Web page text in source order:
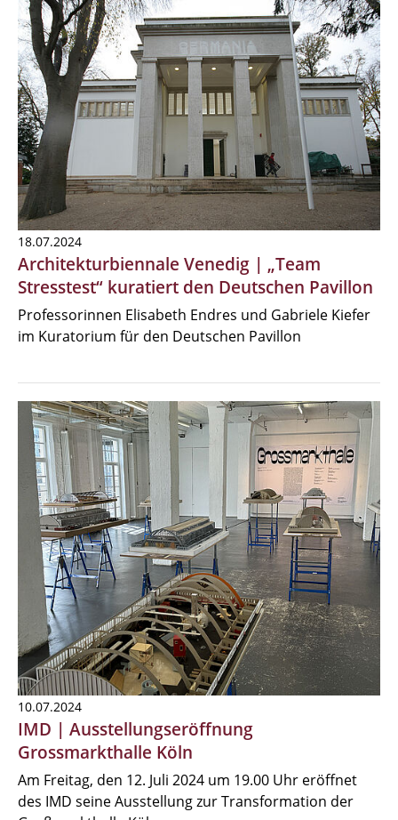
18.07.2024
Architekturbiennale Venedig | „Team
Stresstest“ kuratiert den Deutschen Pavillon
Professorinnen Elisabeth Endres und Gabriele Kiefer
im Kuratorium für den Deutschen Pavillon
10.07.2024
IMD | Ausstellungseröffnung
Grossmarkthalle Köln
Am Freitag, den 12. Juli 2024 um 19.00 Uhr eröffnet
des IMD seine Ausstellung zur Transformation der